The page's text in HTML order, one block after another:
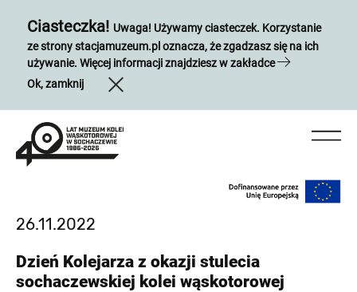
Ciasteczka! Uwaga! Używamy ciasteczek. Korzystanie
ze strony stacjamuzeum.pl oznacza, że zgadzasz się na ich
używanie. Więcej informacji znajdziesz w zakładce
Ok, zamknij
26.11.2022
Dzień Kolejarza z okazji stulecia
sochaczewskiej kolei wąskotorowej